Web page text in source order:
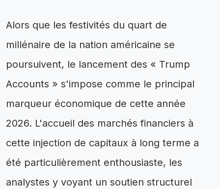
Alors que les festivités du quart de
millénaire de la nation américaine se
poursuivent, le lancement des « Trump
Accounts » s'impose comme le principal
marqueur économique de cette année
2026. L'accueil des marchés financiers à
cette injection de capitaux à long terme a
été particulièrement enthousiaste, les
analystes y voyant un soutien structurel